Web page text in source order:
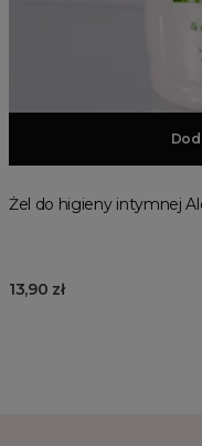
Żel do higieny intymnej
13,90 zł